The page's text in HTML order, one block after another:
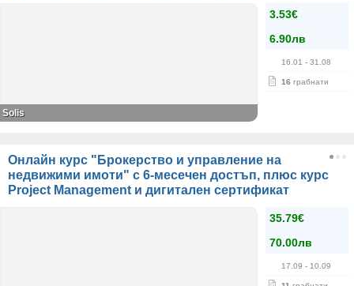
3.53€
6.90лв
16.01 - 31.08
16 грабнати
Solis
Онлайн курс "Брокерство и управление на
недвижими имоти" с 6-месечен достъп, плюс курс
Project Management и дигитален сертификат
35.79€
70.00лв
17.09 - 10.09